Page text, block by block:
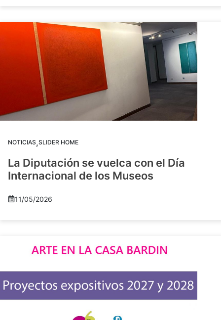
NOTICIAS,SLIDER HOME
La Diputación se vuelca con el Día
Internacional de los Museos
11/05/2026